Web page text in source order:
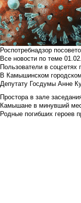
Роспотребнадзор
Все новости по теме
Пользователи в
В Камышинском
Депутату Госдумы Анне
Простора в зале
Камышане в минувший
Родные погибших героев